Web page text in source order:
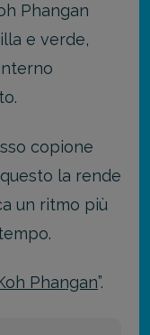
Phangan
e verde,
copione
la rende
un ritmo più
Phangan”.